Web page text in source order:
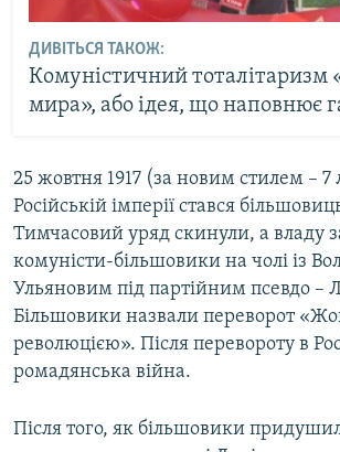
ДИВІТЬСЯ ТАКОЖ:
Комуністичний тоталітаризм
мира», або ідея, що наповнює
25 жовтня 1917 (за новим стилем – 7
Російській імперії стався
Тимчасовий уряд скинули, а владу
комуністи-більшовики на чолі із
Ульяновим під партійним псевдо –
Більшовики назвали переворот
революцією». Після перевороту в
ромадянська війна.
Після того, як більшовики